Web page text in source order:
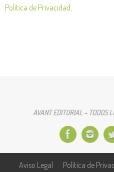
Política de Privacidad.
AVANT EDITORIAL - TODOS
Aviso Legal Política de